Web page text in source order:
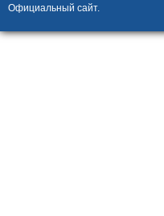
Официальный сайт.